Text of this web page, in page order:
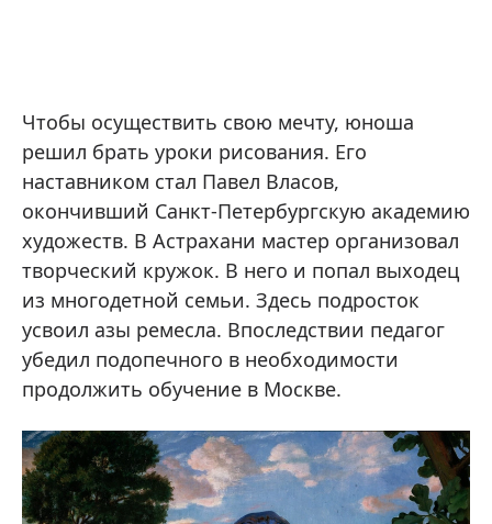
Чтобы осуществить свою мечту, юноша
решил брать уроки рисования. Его
наставником стал Павел Власов,
окончивший Санкт-Петербургскую академию
художеств. В Астрахани мастер организовал
творческий кружок. В него и попал выходец
из многодетной семьи. Здесь подросток
усвоил азы ремесла. Впоследствии педагог
убедил подопечного в необходимости
продолжить обучение в Москве.